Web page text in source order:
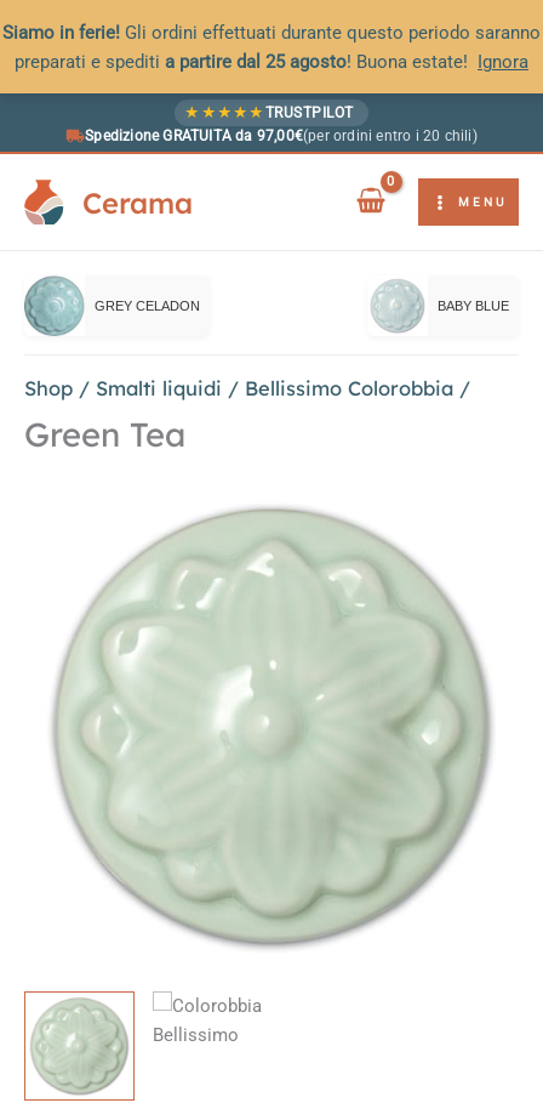
Siamo in ferie! Gli ordini effettuati durante questo periodo saranno
preparati e spediti a partire dal 25 agosto! Buona estate! Ignora
★ ★ ★ ★ ★ TRUSTPILOT
Spedizione GRATUITA da 97,00€(per ordini entro i 20 chili)
Cerama MENU
GREY CELADON BABY BLUE
Shop / Smalti liquidi / Bellissimo Colorobbia /
Green Tea